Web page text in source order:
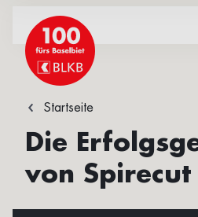
Startseite
Die
von Spirecut